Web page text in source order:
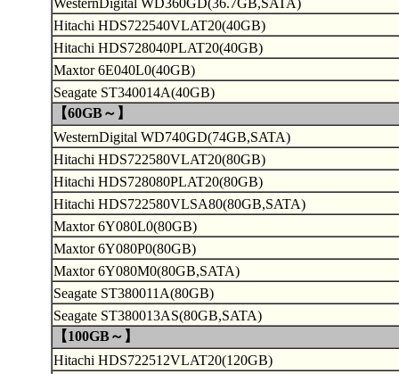
WesternDigital WD360GD(36.7GB,SATA)
Hitachi HDS722540VLAT20(40GB)
Hitachi HDS728040PLAT20(40GB)
Maxtor 6E040L0(40GB)
Seagate ST340014A(40GB)
【60GB～】
WesternDigital WD740GD(74GB,SATA)
Hitachi HDS722580VLAT20(80GB)
Hitachi HDS728080PLAT20(80GB)
Hitachi HDS722580VLSA80(80GB,SATA)
Maxtor 6Y080L0(80GB)
Maxtor 6Y080P0(80GB)
Maxtor 6Y080M0(80GB,SATA)
Seagate ST380011A(80GB)
Seagate ST380013AS(80GB,SATA)
【100GB～】
Hitachi HDS722512VLAT20(120GB)